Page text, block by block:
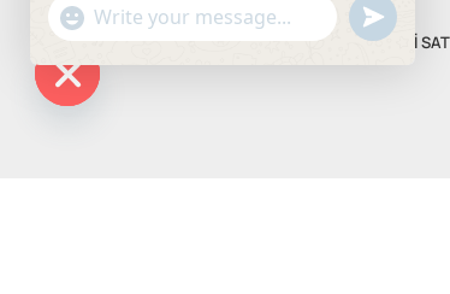
MESAFELI
"+chaty_settings.lang.emoji_picker+"
WhatsApp
Message
undefined